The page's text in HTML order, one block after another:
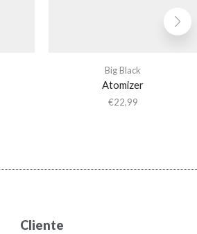
Big Black
Atomizer
€22,99
Cliente